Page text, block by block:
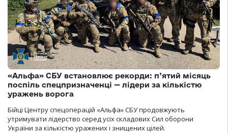
«Альфа» СБУ встановлює рекорди: п’ятий місяць
поспіль спецпризначенці — лідери за кількістю
уражень ворога
Бійці Центру спецоперацій «Альфа» СБУ продовжують
утримувати лідерство серед усіх складових Сил оборони
України за кількістю уражених і знищених цілей.